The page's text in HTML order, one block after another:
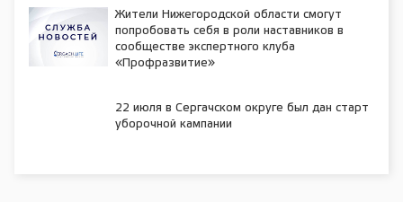
Жители Нижегородской области смогут
попробовать себя в роли наставников в
сообществе экспертного клуба
«Профразвитие»
22 июля в Сергачском округе был дан старт
уборочной кампании